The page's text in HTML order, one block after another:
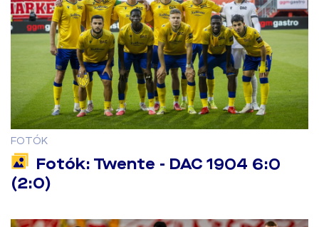
FOTÓK
Fotók: Twente - DAC 1904 6:0
(2:0)